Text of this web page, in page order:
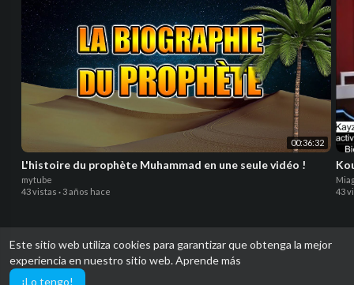
Este sitio web utiliza cookies para garantizar que obtenga la mejor
experiencia en nuestro sitio web.Aprende más
¡Lo tengo!
00:36:32
L'histoire du prophète Muhammad en une seule vidéo !
mytube
43 vistas · 3 años hace
43